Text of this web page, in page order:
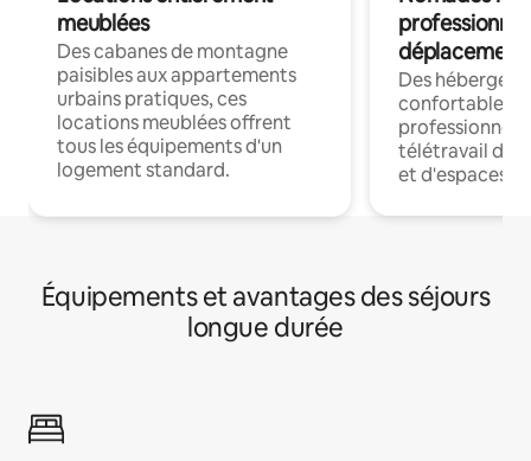
meublées
Des cabanes de montagne
paisibles aux appartements
urbains pratiques, ces
locations meublées offrent
tous les équipements d'un
logement standard.
déplacement
Des
confortables
professionnels
télétravail
et d'espaces
Équipements et avantages des séjours
longue durée